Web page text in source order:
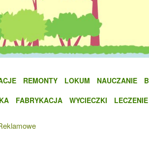
REMONTY LOKUM NAUCZANIE
FABRYKACJA WYCIECZKI LECZENIE